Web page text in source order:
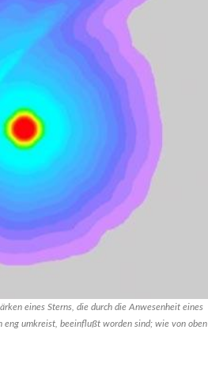
eines Sterns, die durch die Anwesenheit eines
eng umkreist, beeinflußt worden sind; wie von oben